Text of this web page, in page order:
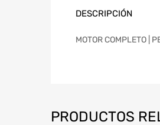
DESCRIPCIÓN
MOTOR COMPLETO |
PRODUCTOS